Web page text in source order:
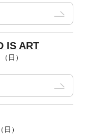
IS ART
日）
）